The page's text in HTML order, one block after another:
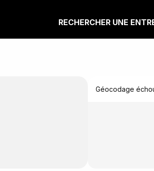
RECHERCHER UNE
Géocodage